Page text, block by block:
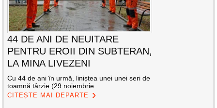
44 DE ANI DE NEUITARE
PENTRU EROII DIN SUBTERAN,
LA MINA LIVEZENI
Cu 44 de ani în urmă, liniștea unei unei seri de
toamnă târzie (29 noiembrie
CITEȘTE MAI DEPARTE